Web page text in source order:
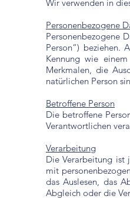
Wir verwenden in
Personenbezogene
Personenbezogene
Person“) beziehen.
Kennung wie
Merkmalen, die
natürlichen Person
Betroffene Person
Die betroffene
Verantwortlichen
Verarbeitung
Die Verarbeitung ist
mit
das Auslesen, das
Abgleich oder die